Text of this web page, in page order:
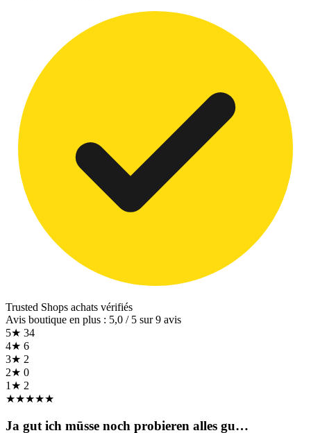
Trusted Shops achats vérifiés
Avis boutique en plus : 5,0 / 5 sur 9 avis
5★ 34
4★ 6
3★ 2
2★ 0
1★ 2
★★★★★
Ja gut ich mūsse noch probieren alles gu…